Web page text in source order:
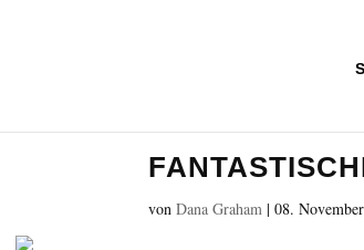
vonDana Graham |08.